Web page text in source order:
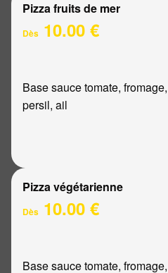
Pizza fruits de mer
Dès 10.00 €
Base sauce tomate,
persil, ail
Pizza végétarienne
Dès 10.00 €
Base sauce tomate,